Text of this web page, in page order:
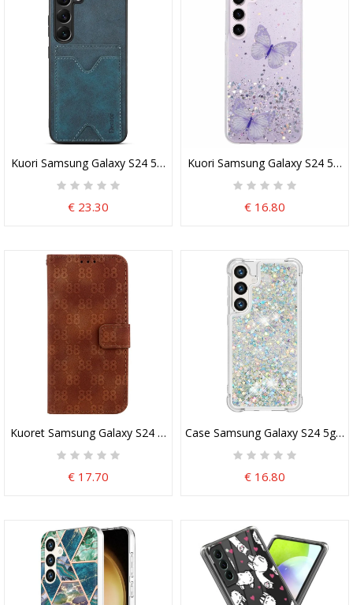
Kuori Samsung Galaxy S24 5g Korttitelineen Ja Denior-Tuen
€ 23.30
Kuori Samsung Galaxy S24 5g
€ 16.80
Kuoret Samsung Galaxy S24 5g Malli 88 Hihnalla
€ 17.70
Case Samsung Galaxy S24 5g
€ 16.80